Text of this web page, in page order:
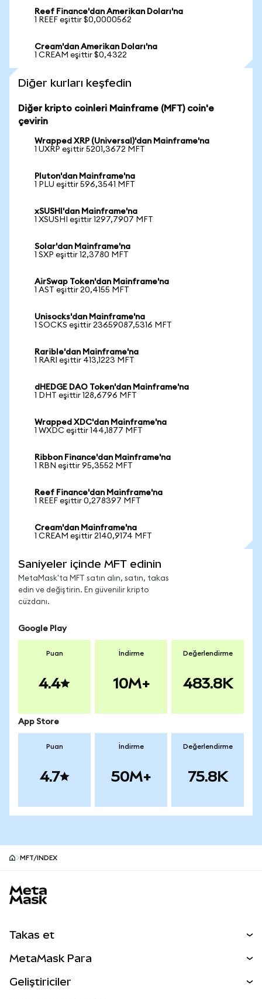
Reef Finance'dan Amerikan Doları'na
1 REEF eşittir $0,0000562
Cream'dan Amerikan Doları'na
1 CREAM eşittir $0,4322
Diğer kurları keşfedin
Diğer kripto coinleri Mainframe (MFT) coin'e
çevirin
Wrapped XRP (Universal)'dan Mainframe'na
1 UXRP eşittir 5201,3672 MFT
Pluton'dan Mainframe'na
1 PLU eşittir 596,3541 MFT
xSUSHI'dan Mainframe'na
1 XSUSHI eşittir 1297,7907 MFT
Solar'dan Mainframe'na
1 SXP eşittir 12,3780 MFT
AirSwap Token'dan Mainframe'na
1 AST eşittir 20,4155 MFT
Unisocks'dan Mainframe'na
1 SOCKS eşittir 23659087,5316 MFT
Rarible'dan Mainframe'na
1 RARI eşittir 413,1223 MFT
dHEDGE DAO Token'dan Mainframe'na
1 DHT eşittir 128,6796 MFT
Wrapped XDC'dan Mainframe'na
1 WXDC eşittir 144,1877 MFT
Ribbon Finance'dan Mainframe'na
1 RBN eşittir 95,3552 MFT
Reef Finance'dan Mainframe'na
1 REEF eşittir 0,278397 MFT
Cream'dan Mainframe'na
1 CREAM eşittir 2140,9174 MFT
Saniyeler içinde MFT edinin
MetaMask'ta MFT satın alın, satın, takas
edin ve değiştirin. En güvenilir kripto
cüzdanı.
Google Play
Puan
4.4
İndirme
10M+
Değerlendirme
483.8K
App Store
Puan
4.7
İndirme
50M+
Değerlendirme
75.8K
MFT/INDEX
Takas et
Perps
MetaMask Para
Geliştiriciler